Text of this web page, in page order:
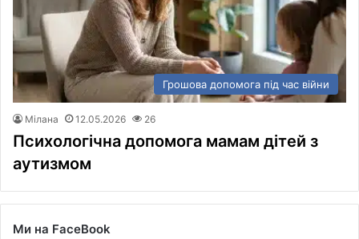
Грошова допомога під час війни
Мілана 12.05.2026 26
Психологічна допомога мамам дітей з
аутизмом
Ми на FaceBook